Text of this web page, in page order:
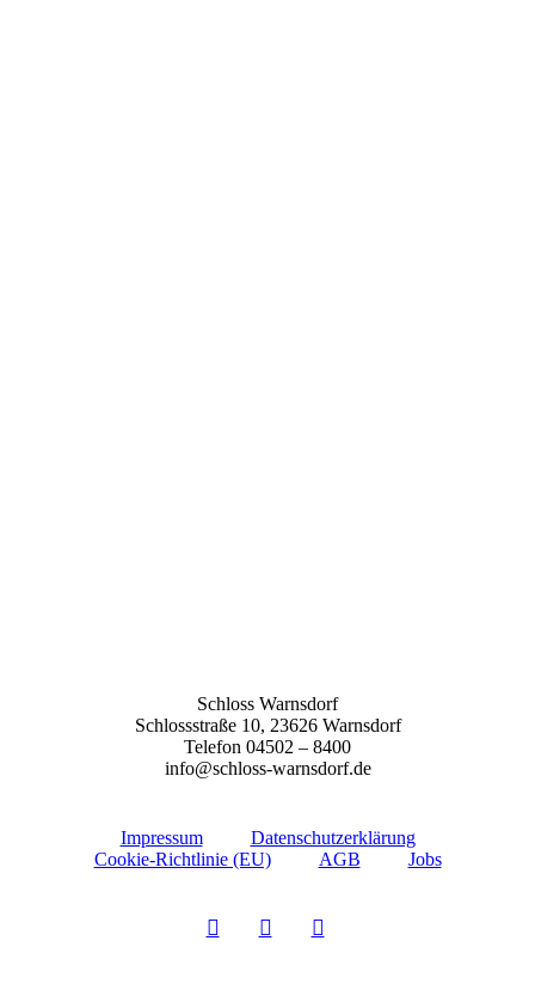
Schloss Warnsdorf
Schlossstraße 10, 23626 Warnsdorf
Telefon 04502 – 8400
info@schloss-warnsdorf.de
Impressum
Datenschutzerklärung
Cookie-Richtlinie (EU)
AGB Jobs